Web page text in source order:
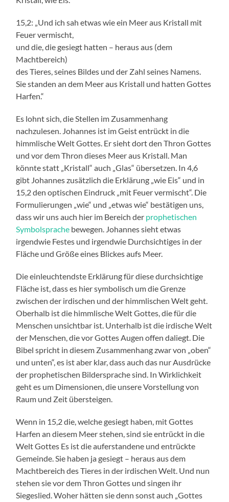
15,2: „Und ich sah etwas wie ein Meer aus Kristall mit
Feuer vermischt,
und die, die gesiegt hatten – heraus aus (dem
Machtbereich)
des Tieres, seines Bildes und der Zahl seines Namens.
Sie standen an dem Meer aus Kristall und hatten Gottes
Harfen.“
Es lohnt sich, die Stellen im Zusammenhang
nachzulesen. Johannes ist im Geist entrückt in die
himmlische Welt Gottes. Er sieht dort den Thron Gottes
und vor dem Thron dieses Meer aus Kristall. Man
könnte statt „Kristall“ auch „Glas“ übersetzen. In 4,6
gibt Johannes zusätzlich die Erklärung „wie Eis“ und in
15,2 den optischen Eindruck „mit Feuer vermischt“. Die
Formulierungen „wie“ und „etwas wie“ bestätigen uns,
dass wir uns auch hier im Bereich der prophetischen
Symbolsprache bewegen. Johannes sieht etwas
irgendwie Festes und irgendwie Durchsichtiges in der
Fläche und Größe eines Blickes aufs Meer.
Die einleuchtendste Erklärung für diese durchsichtige
Fläche ist, dass es hier symbolisch um die Grenze
zwischen der irdischen und der himmlischen Welt geht.
Oberhalb ist die himmlische Welt Gottes, die für die
Menschen unsichtbar ist. Unterhalb ist die irdische Welt
der Menschen, die vor Gottes Augen offen daliegt. Die
Bibel spricht in diesem Zusammenhang zwar von „oben“
und unten“, es ist aber klar, dass auch das nur Ausdrücke
der prophetischen Bildersprache sind. In Wirklichkeit
geht es um Dimensionen, die unsere Vorstellung von
Raum und Zeit übersteigen.
Wenn in 15,2 die, welche gesiegt haben, mit Gottes
Harfen an diesem Meer stehen, sind sie entrückt in die
Welt Gottes Es ist die auferstandene und entrückte
Gemeinde. Sie haben ja gesiegt – heraus aus dem
Machtbereich des Tieres in der irdischen Welt. Und nun
stehen sie vor dem Thron Gottes und singen ihr
Siegeslied. Woher hätten sie denn sonst auch „Gottes